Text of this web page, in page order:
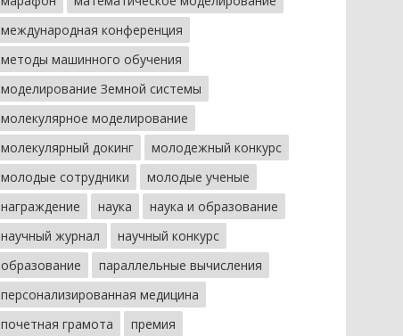
международная конференция
методы машинного обучения
моделирование Земной системы
молекулярное моделирование
молекулярный докинг
молодежный конкурс
молодые сотрудники
молодые ученые
награждение
наука
наука и образование
научный журнал
научный конкурс
образование
параллельные вычисления
персонализированная медицина
почетная грамота
премия